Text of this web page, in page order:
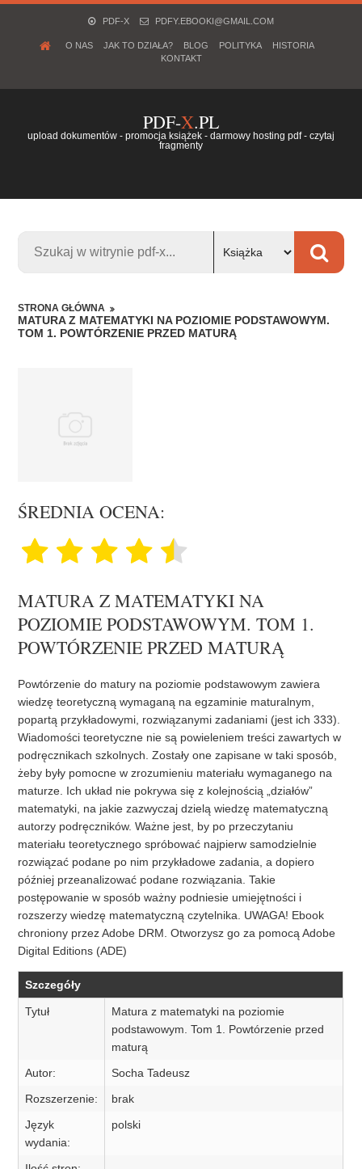
PDF-X PDFY.EBOOKI@GMAIL.COM
O NAS JAK TO DZIAŁA? BLOG POLITYKA
HISTORIA
KONTAKT
PDF-X.PL
upload dokumentów - promocja książek - darmowy hosting pdf - czytaj
fragmenty
STRONA GŁÓWNA
MATURA Z MATEMATYKI NA POZIOMIE PODSTAWOWYM.
TOM 1. POWTÓRZENIE PRZED MATURĄ
ŚREDNIA OCENA:
MATURA Z MATEMATYKI NA
POZIOMIE PODSTAWOWYM. TOM 1.
POWTÓRZENIE PRZED MATURĄ
Powtórzenie do matury na poziomie podstawowym zawiera
wiedzę teoretyczną wymaganą na egzaminie maturalnym,
popartą przykładowymi, rozwiązanymi zadaniami (jest ich 333).
Wiadomości teoretyczne nie są powieleniem treści zawartych w
podręcznikach szkolnych. Zostały one zapisane w taki sposób,
żeby były pomocne w zrozumieniu materiału wymaganego na
maturze. Ich układ nie pokrywa się z kolejnością „działów”
matematyki, na jakie zazwyczaj dzielą wiedzę matematyczną
autorzy podręczników. Ważne jest, by po przeczytaniu
materiału teoretycznego spróbować najpierw samodzielnie
rozwiązać podane po nim przykładowe zadania, a dopiero
później przeanalizować podane rozwiązania. Takie
postępowanie w sposób ważny podniesie umiejętności i
rozszerzy wiedzę matematyczną czytelnika. UWAGA! Ebook
chroniony przez Adobe DRM. Otworzysz go za pomocą Adobe
Digital Editions (ADE)
Szczegóły
Tytuł
Matura z matematyki na poziomie
podstawowym. Tom 1. Powtórzenie przed
maturą
Autor:
Socha Tadeusz
Rozszerzenie:
brak
Język
wydania:
polski